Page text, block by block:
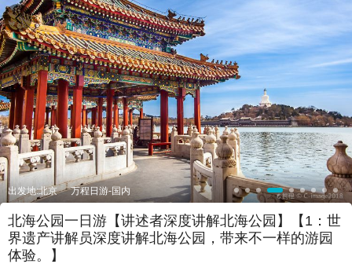
出发地:北京 万程日游-国内
北海公园一日游【讲述者深度讲解北海公园】【1：世
界遗产讲解员深度讲解北海公园，带来不一样的游园
体验。】
